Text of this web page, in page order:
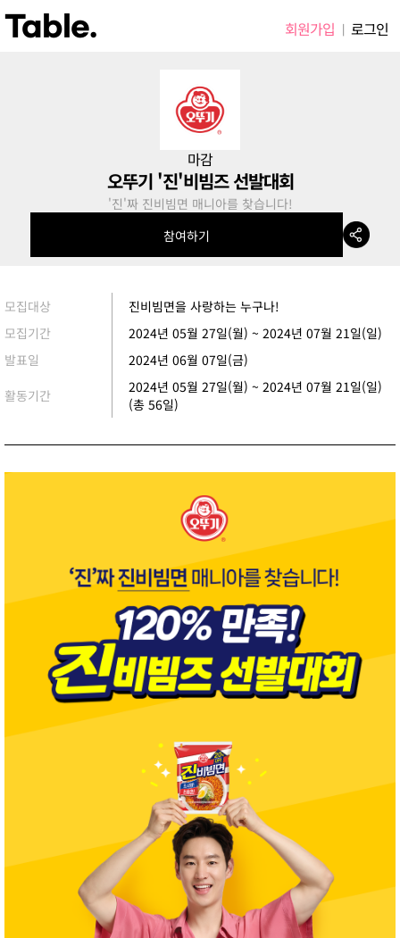
Table. 회원가입 | 로그인
오뚜기 '진'비빔즈 선발대회
'진'짜 진비빔면 매니아를 찾습니다!
마감
참여하기
모집대상
진비빔면을 사랑하는 누구나!
모집기간
2024년 05월 27일(월) ~ 2024년 07월 21일(일)
발표일
2024년 06월 07일(금)
활동기간
2024년 05월 27일(월) ~ 2024년 07월 21일(일)
(총 56일)